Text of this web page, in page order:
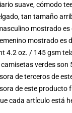
suave, cómodo
tan tamaño
mostrado
mostrado es
4.2 oz. / 145 gsm
verdes son
de terceros de
de este producto
cada artículo está